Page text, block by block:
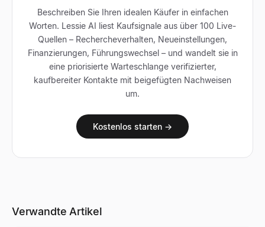
Beschreiben Sie Ihren idealen Käufer in einfachen
Worten. Lessie AI liest Kaufsignale aus über 100 Live-
Quellen – Rechercheverhalten, Neueinstellungen,
Finanzierungen, Führungswechsel – und wandelt sie in
eine priorisierte Warteschlange verifizierter,
kaufbereiter Kontakte mit beigefügten Nachweisen
um.
Kostenlos starten →
Verwandte Artikel